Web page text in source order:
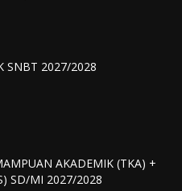
SNBT 2027/2028
AKADEMIK (TKA) +
SD/MI 2027/2028